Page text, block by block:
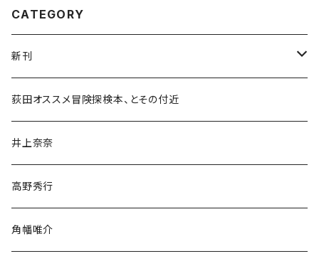
CATEGORY
新刊
和書
文学・小説・物語
随筆・ノンフィクション・その他
荻田オススメ冒険探検本、とその付近
井上奈奈
高野秀行
角幡唯介